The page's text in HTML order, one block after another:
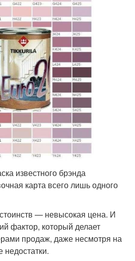
известного брэнда
карта всего лишь одного
— невысокая цена. И
фактор, который делает
продаж, даже несмотря на
недостатки.